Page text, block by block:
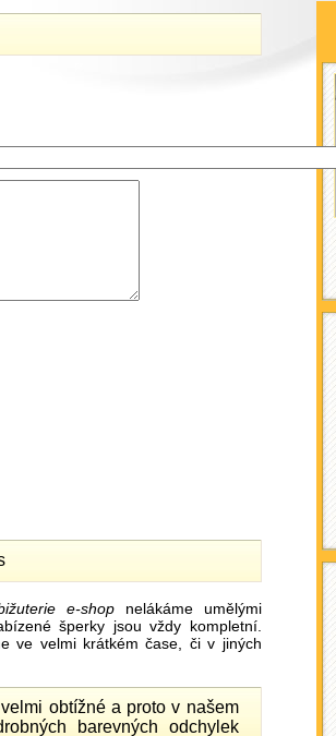
e-shopnelákáme umělými
šperky jsou vždy kompletní.
ve velmi krátkém čase, či v jiných
obtížné a proto v našem
barevných odchylek